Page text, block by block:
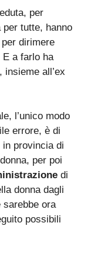
per
tutte, hanno
per dirimere
E a farlo ha
insieme all’ex
l’unico modo
errore, è di
in provincia di
per poi
di
donna dagli
ora
possibili